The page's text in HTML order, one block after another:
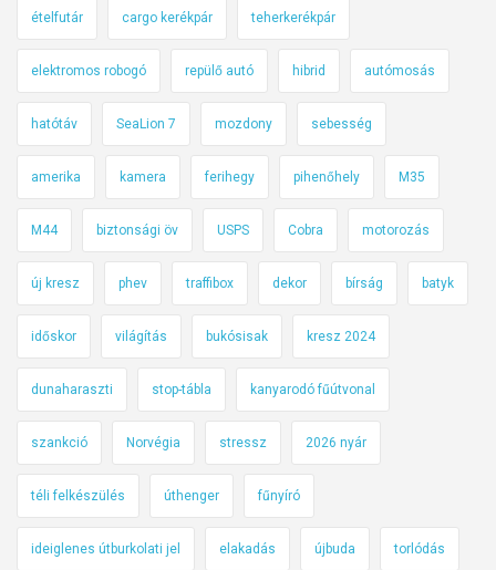
ételfutár cargo kerékpár teherkerékpár
elektromos robogó repülő autó hibrid autómosás
hatótáv SeaLion 7 mozdony sebesség
amerika kamera ferihegy pihenőhely M35
M44 biztonsági öv USPS Cobra motorozás
új kresz phev traffibox dekor bírság batyk
időskor világítás bukósisak kresz 2024
dunaharaszti stop-tábla kanyarodó fűútvonal
szankció Norvégia stressz 2026 nyár
téli felkészülés úthenger fűnyíró
ideiglenes útburkolati jel elakadás újbuda torlódás